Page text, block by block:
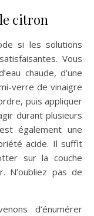
citron
si les solutions
Vous
chaude, d’une
verre de vinaigre
puis appliquer
durant plusieurs
également une
acide. Il suffit
sur la couche
N’oubliez pas de
d’énumérer